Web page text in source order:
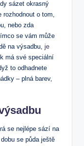
sázet okrasný
rozhodnout o tom,
‍nebo zda
se vám může
na výsadbu, je
má své speciální
to odhadnete
– plná barev,
se nejlépe‌ sází na
se ‍půda ještě